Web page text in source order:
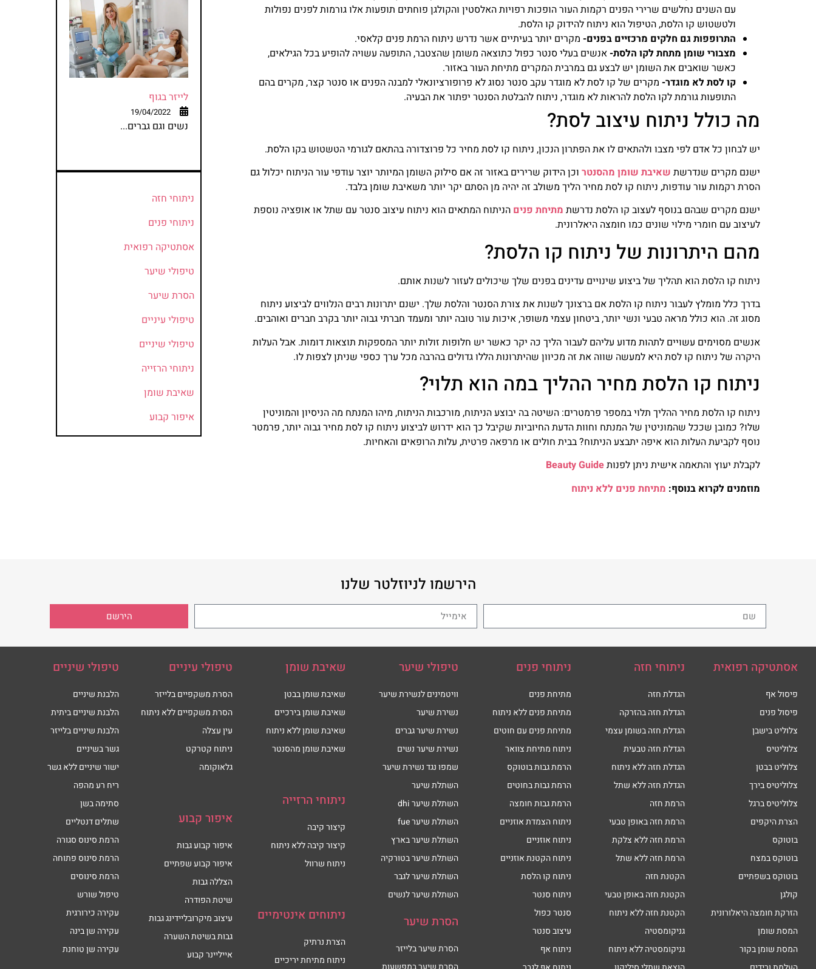
עם השנים נחלשים שרירי הפנים רקמות העור הופכות רפויות האלסטין והקולגן פוחתים תופעות אלו גורמות לפנים נפולות
ולטשטוש קו הלסת, הטיפול הוא ניתוח להידוק קו הלסת.
התרופפות גם חלקים מרכזיים בפנים- מקרים יותר בעיתיים אשר נדרש ניתוח הרמת פנים קלאסי.
מצבורי שומן מתחת לקו הלסת-אנשים בעלי סנטר כפול כתוצאה משומן שהצטבר, התופעה עשויה להופיע בכל הגילאים,
כאשר שואבים את השומן יש לבצע גם במרבית המקרים מתיחת העור באזור.
קו לסת לא מוגדר- מקרים של קו לסת לא מוגדר עקב סנטר נסוג לא פרופורציונאלי למבנה הפנים או סנטר קצר, מקרים בהם
התופעות גורמת לקו הלסת להראות לא מוגדר, ניתוח להבלטת הסנטר יפתור את הבעיה.
מה כולל ניתוח עיצוב לסת?
יש לבחון כל אדם לפי מצבו ולהתאים לו את הפתרון הנכון, ניתוח קו לסת מחיר כל פרוצדורה בהתאם לגורמי הטשטוש בקו הלסת.
ישנם מקרים שנדרשת שאיבת שומן מהסנטר וכן הידוק שרירים באזור זה אם סילוק השומן המיותר יוצר עודפי עור הניתוח יכלול גם
הסרת רקמות עור עודפות, ניתוח קו לסת מחיר הליך משולב זה יהיה מן הסתם יקר יותר משאיבת שומן בלבד.
ישנם מקרים שבהם בנוסף לעצוב קו הלסת נדרשת מתיחת פנים הניתוח המתאים הוא ניתוח עיצוב סנטר עם שתל או אופציה נוספת
לעיצוב עם חומרי מילוי שונים כמו חומצה היאלרונית.
מהם היתרונות של ניתוח קו הלסת?
ניתוח קו הלסת הוא תהליך של ביצוע שינויים עדינים בפנים שלך שיכולים לעזור לשנות אותם.
בדרך כלל מומלץ לעבור ניתוח קו הלסת אם ברצונך לשנות את צורת הסנטר והלסת שלך. ישנם יתרונות רבים הנלווים לביצוע ניתוח
מסוג זה. הוא כולל מראה טבעי ונשי יותר, ביטחון עצמי משופר, איכות עור טובה יותר ומעמד חברתי גבוה יותר בקרב חברים ואוהבים.
אנשים מסוימים עשויים לתהות מדוע עליהם לעבור הליך כה יקר כאשר יש חלופות זולות יותר המספקות תוצאות דומות. אבל העלות
היקרה של ניתוח קו לסת היא למעשה שווה את זה מכיוון שהיתרונות הללו גדולים בהרבה מכל ערך כספי שניתן לצפות לו.
ניתוח קו הלסת מחיר ההליך במה הוא תלוי?
ניתוח קו הלסת מחיר ההליך תלוי במספר פרמטרים: השיטה בה יבוצע הניתוח, מורכבות הניתוח, מיהו המנתח מה הניסיון והמוניטין
שלו? כמובן שככל שהמוניטין של המנתח וחוות הדעת החיוביות שקיבל כך הוא ידרוש לביצוע ניתוח קו לסת מחיר גבוה יותר, פרמטר
נוסף לקביעת העלות הוא איפה יתבצע הניתוח? בבית חולים או מרפאה פרטית, עלות הרופאים והאחיות.
לקבלת יעוץ והתאמה אישית ניתן לפנותBeauty Guide
מוזמנים לקרוא בנוסף: מתיחת פנים ללא ניתוח
לייזר בגוף
19/04/2022
נשים וגם גברים...
ניתוחי חזה
ניתוחי פנים
אסתטיקה רפואית
טיפולי שיער
הסרת שיער
טיפולי עיניים
טיפולי שיניים
ניתוחי הרזייה
שאיבת שומן
איפור קבוע
הירשמו לניוזלטר שלנו
הירשם
אסתטיקה רפואית
פיסול אף
פיסול פנים
צלוליט בישבן
צלוליטיס
צלוליט בבטן
צלוליטיס בירך
צלוליטיס ברגל
הצרת היקפים
בוטוקס
בוטוקס במצח
בוטוקס בשפתיים
קולגן
הזרקת חומצה היאלורונית
המסת שומן
המסת שומן בקור
ניתוחי חזה
הגדלת חזה
הגדלת חזה בהזרקה
הגדלת חזה בשומן עצמי
הגדלת חזה טבעית
הגדלת חזה ללא ניתוח
הגדלת חזה ללא שתל
הרמת חזה
הרמת חזה באופן טבעי
הרמת חזה ללא צלקת
הרמת חזה ללא שתל
הקטנת חזה
הקטנת חזה באופן טבעי
הקטנת חזה ללא ניתוח
גניקומסטיה
גניקומסטיה ללא ניתוח
ניתוחי פנים
מתיחת פנים
מתיחת פנים ללא ניתוח
מתיחת פנים עם חוטים
ניתוח מתיחת צוואר
הרמת גבות בוטוקס
הרמת גבות בחוטים
הרמת גבות חומצה
ניתוח הצמדת אוזניים
ניתוח אוזניים
ניתוח הקטנת אוזניים
ניתוח קו הלסת
ניתוח סנטר
סנטר כפול
עיצוב סנטר
ניתוח אף
טיפולי שיער
וויטמינים לנשירת שיער
נשירת שיער
נשירת שיער גברים
נשירת שיער נשים
שמפו נגד נשירת שיער
השתלת שיער
השתלת שיער dhi
השתלת שיער fue
השתלת שיער בארץ
השתלת שיער בטורקיה
השתלת שיער לגבר
השתלת שיער לנשים
הסרת שיער
הסרת שיער בלייזר
שאיבת שומן
שאיבת שומן בבטן
שאיבת שומן בירכיים
שאיבת שומן ללא ניתוח
שאיבת שומן מהסנטר
ניתוחי הרזייה
קיצור קיבה
קיצור קיבה ללא ניתוח
ניתוח שרוול
ניתוחים אינטימיים
הצרת נרתיק
ניתוח מתיחת יריכיים
טיפולי עיניים
הסרת משקפיים בלייזר
הסרת משקפיים ללא ניתוח
עין עצלה
ניתוח קטרקט
גלאוקומה
איפור קבוע
איפור קבוע גבות
איפור קבוע שפתיים
הצללה גבות
שיטת הפודרה
עיצוב מיקרובליידינג גבות
גבות בשיטת השערה
אייליינר קבוע
טיפולי שיניים
הלבנת שיניים
הלבנת שיניים ביתית
הלבנת שיניים בלייזר
גשר בשיניים
ישור שיניים ללא גשר
ריח רע מהפה
סתימה בשן
שתלים דנטליים
הרמת סינוס סגורה
הרמת סינוס פתוחה
הרמת סינוסים
טיפול שורש
עקירה כירורגית
עקירה שן בינה
עקירה שן טוחנת